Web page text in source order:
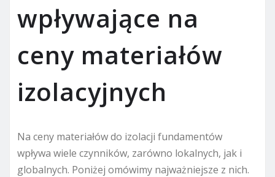
wpływające na
ceny materiałów
izolacyjnych
Na ceny materiałów do izolacji fundamentów
wpływa wiele czynników, zarówno lokalnych, jak i
globalnych. Poniżej omówimy najważniejsze z nich.